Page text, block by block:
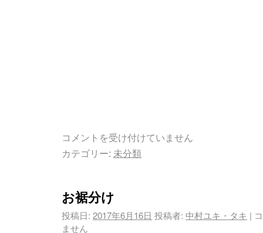
コメントを受け付けていません
カテゴリー: 未分類
お裾分け
投稿日: 2017年6月16日 投稿者: 中村ユキ・タキ |
ません